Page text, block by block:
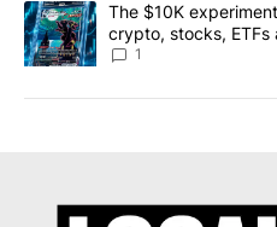
A trending article titled "The
The $10K
crypto, stocks,
8
1